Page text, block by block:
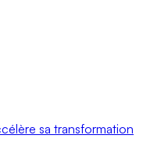
sa transformation